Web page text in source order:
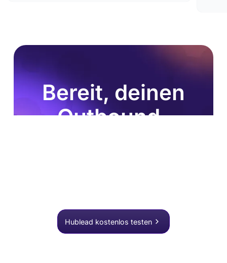
Bereit, deinen
Outbound-
Hublead kostenlos testen